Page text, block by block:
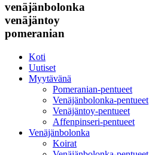
venäjänbolonka
venäjäntoy
pomeranian
Koti
Uutiset
Myytävänä
Pomeranian-pentueet
Venäjänbolonka-pentueet
Venäjäntoy-pentueet
Affenpinseri-pentueet
Venäjänbolonka
Koirat